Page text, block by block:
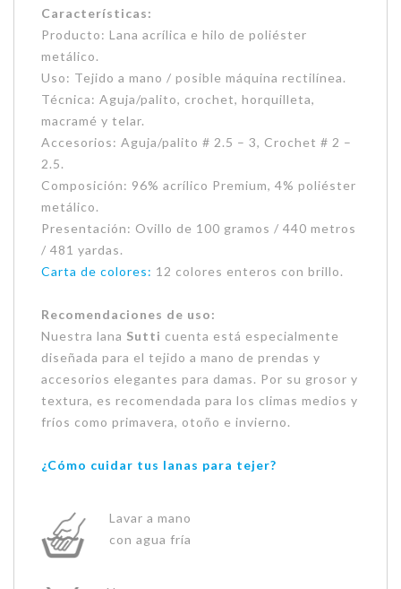
Características:
Producto: Lana acrílica e hilo de poliéster
metálico.
Uso: Tejido a mano / posible máquina rectilínea.
Técnica: Aguja/palito, crochet, horquilleta,
macramé y telar.
Accesorios: Aguja/palito # 2.5 – 3, Crochet # 2 –
2.5.
Composición: 96% acrílico Premium, 4% poliéster
metálico.
Presentación: Ovillo de 100 gramos / 440 metros
/ 481 yardas.
Carta de colores: 12 colores enteros con brillo.
Recomendaciones de uso:
Nuestra lana Sutti cuenta está especialmente
diseñada para el tejido a mano de prendas y
accesorios elegantes para damas. Por su grosor y
textura, es recomendada para los climas medios y
fríos como primavera, otoño e invierno.
¿Cómo cuidar tus lanas para tejer?
Lavar a mano
con agua fría